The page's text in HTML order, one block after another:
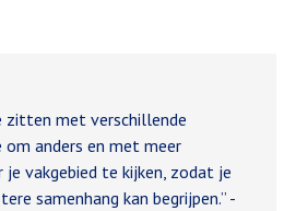
met verschillende
om anders en met meer
vakgebied te kijken, zodat je
samenhang kan begrijpen.” -